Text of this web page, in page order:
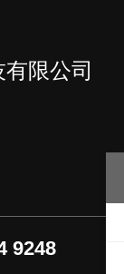
限公司
9248